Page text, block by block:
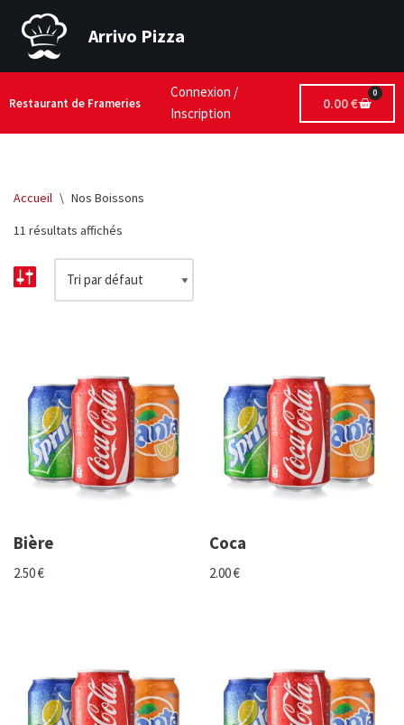
Aller
au
Arrivo Pizza
Restaurant de Frameries
Connexion /
Inscription
0.00€
0
Accueil \ Nos Boissons
11 résultats affichés
Bière
2.50€
Coca
2.00€